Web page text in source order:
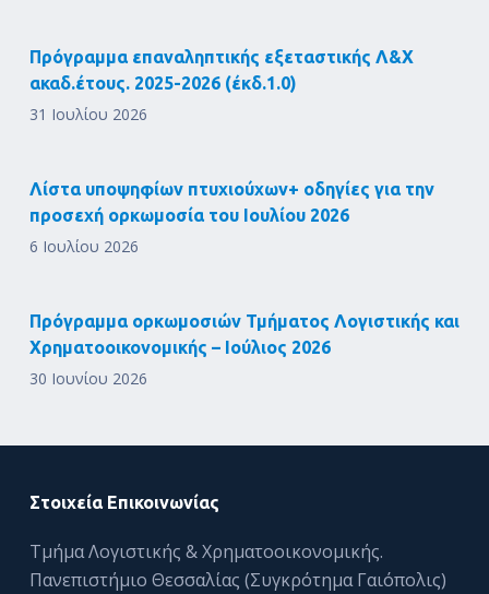
Πρόγραμμα επαναληπτικής εξεταστικής Λ&Χ
ακαδ.έτους. 2025-2026 (έκδ.1.0)
31 Ιουλίου 2026
Λίστα υποψηφίων πτυχιούχων+ οδηγίες για την
προσεχή ορκωμοσία του Ιουλίου 2026
6 Ιουλίου 2026
Πρόγραμμα ορκωμοσιών Τμήματος Λογιστικής και
Χρηματοοικονομικής – Ιούλιος 2026
30 Ιουνίου 2026
Στοιχεία Επικοινωνίας
Τμήμα Λογιστικής & Χρηματοοικονομικής.
Πανεπιστήμιο Θεσσαλίας (Συγκρότημα Γαιόπολις)